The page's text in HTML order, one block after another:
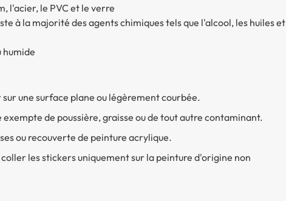
l'acier, le PVC et le verre
à la majorité des agents chimiques tels que l'alcool, les huiles et
humide
une surface plane ou légèrement courbée.
de poussière, graisse ou de tout autre contaminant.
ou recouverte de peinture acrylique.
les stickers uniquement sur la peinture d'origine non